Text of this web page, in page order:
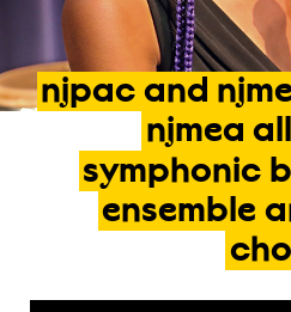
njpac and
njmea
symphonic
ensemble